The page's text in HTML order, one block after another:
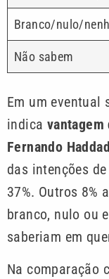
Branco/nulo/
Não sabem
Em um eventual
indica
Fernando
das intenções
37%. Outros 8%
branco, nulo ou
saberiam em
Na comparação